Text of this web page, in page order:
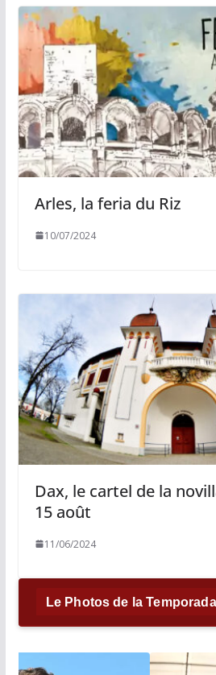
Arles, la feria du Riz
10/07/2024
Dax, le cartel de la
15 août
11/06/2024
Le Photos de la Temporada